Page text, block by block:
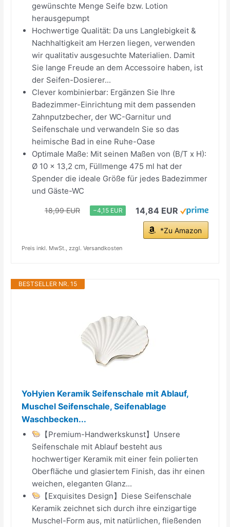
gewünschte Menge Seife bzw. Lotion
herausgepumpt
Hochwertige Qualität: Da uns Langlebigkeit &
Nachhaltigkeit am Herzen liegen, verwenden
wir qualitativ ausgesuchte Materialien. Damit
Sie lange Freude an dem Accessoire haben, ist
der Seifen-Dosierer...
Clever kombinierbar: Ergänzen Sie Ihre
Badezimmer-Einrichtung mit dem passenden
Zahnputzbecher, der WC-Garnitur und
Seifenschale und verwandeln Sie so das
heimische Bad in eine Ruhe-Oase
Optimale Maße: Mit seinen Maßen von (B/T x H):
Ø 10 x 13,2 cm, Füllmenge 475 ml hat der
Spender die ideale Größe für jedes Badezimmer
und Gäste-WC
18,99 EUR −4,15 EUR 14,84 EUR
*Zu Amazon
Preis inkl. MwSt., zzgl. Versandkosten
BESTSELLER NR. 15
YoHyien Keramik Seifenschale mit Ablauf,
Muschel Seifenschale, Seifenablage
Waschbecken...
【Premium-Handwerkskunst】Unsere
Seifenschale mit Ablauf besteht aus
hochwertiger Keramik mit einer fein polierten
Oberfläche und glasiertem Finish, das ihr einen
weichen, eleganten Glanz...
【Exquisites Design】Diese Seifenschale
Keramik zeichnet sich durch ihre einzigartige
Muschel-Form aus, mit natürlichen, fließenden